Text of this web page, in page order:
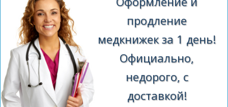
продление
медкнижек за 1 день!
Официально,
недорого, с
доставкой!